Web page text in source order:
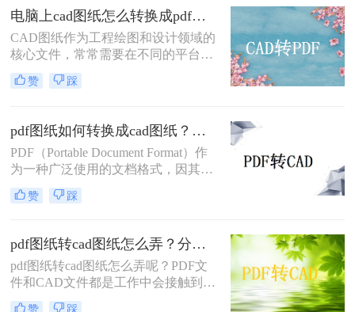
转换为PDF格式，以便与他人共享或
打印。现在让我们来探讨一下怎么把
cad图纸转pdf格式。
电脑上cad图纸怎么转换成pdf格式？教你4种十分简便的方法！
CAD图纸作为工程绘图和设计领域的
核心文件，常常需要在不同的平台和
场合中进行分享和查看。将CAD图纸
转换为PDF格式是一个常见的需求，
还能确保图纸的原始布局和格式得以
保留。那么电脑上cad图纸怎么转换成
pdf格式呢？以下介绍四种在电脑上将
CAD图纸转换成PDF格式的方法，帮
助您轻松实现这一目标。
赞 踩
pdf图纸如何转换成cad图纸？试试这三种常用方法！
PDF（Portable Document Format）作
为一种广泛使用的文档格式，因其跨
平台、不易被修改的特性而备受青
睐。然而，在工程设计领域，
因其可编辑性和精确性成为行业标
准。因此，将PDF图纸转换成CAD图
纸成为许多设计师和工程师的常见需
求。那么pdf图纸如何转换成cad图纸
呢？本文将介绍三种将PDF图纸转换
赞 踩
pdf图纸转cad图纸怎么弄？分享一个实用的在线操作方法！
pdf图纸转cad图纸怎么弄呢？PDF文
件和CAD文件都是工作中会接触到的
文件，PDF文件相比较常见，而CAD
赞 踩